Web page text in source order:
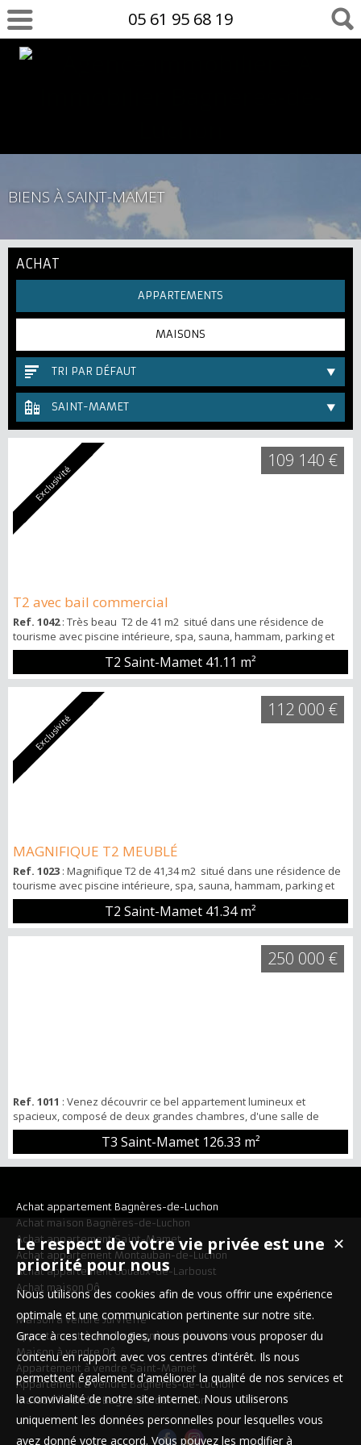
05 61 95 68 19
BIENS À SAINT-MAMET
ACHAT
APPARTEMENTS
MAISONS
TRI PAR DÉFAUT
SAINT-MAMET
Exclusivité
T2 avec bail commercial
Ref. 1042: Très beau T2 de 41 m2 situé dans une résidence de
tourisme avec piscine intérieure, spa, sauna, hammam, parking et
cellier. Séjour avec coin salle à manger cuisine équipée donnant
sur un balcon avec vue montagne exposition OUEST. Une chambre
avec placards aménagés, salle de bains et WC indépendants.
Appartement avec un Bail commercial. À visiter sans tarder !
T2 Saint-Mamet 41.11 m²
109 140 €
Exclusivité
MAGNIFIQUE T2 MEUBLÉ
Ref. 1023 : Magnifique T2 de 41,34 m2 situé dans une résidence de
tourisme avec piscine intérieure, spa, sauna, hammam, parking et
cellier. Séjour avec coin salle à manger cuisine équipée donnant
sur un balcon avec vue montagne exposition OUEST. Une chambre
avec placards aménagés, salle de bains et WC indépendants.
Appartement avec un Bail commercial. À visiter sans tarder !
T2 Saint-Mamet 41.34 m²
112 000 €
Ref. 1011 : Venez découvrir ce bel appartement lumineux et
spacieux, composé de deux grandes chambres, d'une salle de
bain, d'un WC séparé, d'un vaste salon-séjour offrant un bel
espace de vie, ainsi que d'une cuisine aménagée et fonctionnelle.
Vous profiterez également d'une belle terrasse avec une agréable
T3 Saint-Mamet 126.33 m²
250 000 €
Achat appartement Bagnères-de-Luchon
Achat maison Bagnères-de-Luchon
Achat appartement Saint-Mamet
Achat appartement Montauban-de-Luchon
Achat appartement Gouaux-de-Larboust
Achat maison Oô
Maison à vendre Jurvielle
Appartement à vendre Bagnères-de-Luchon
Maison à vendre Oô
Appartement à vendre Saint-Mamet
Appartement à vendre Bagnères-de-Luchon
Maison à vendre Bagnères-de-Luchon
✕
Le respect de votre vie privée est une
priorité pour nous
Nous utilisons des cookies afin de vous offrir une expérience
optimale et une communication pertinente sur notre site.
Grace à ces technologies, nous pouvons vous proposer du
contenu en rapport avec vos centres d'intérêt. Ils nous
permettent également d'améliorer la qualité de nos services et
la convivialité de notre site internet. Nous utiliserons
uniquement les données personnelles pour lesquelles vous
avez donné votre accord. Vous pouvez les modifier à